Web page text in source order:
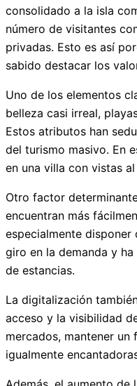
consolidado a la isla
número de visitantes
privadas. Esto es así
sabido destacar los
Uno de los elementos
belleza casi irreal,
Estos atributos han
del turismo masivo. En
en una villa con vistas
Otro factor
encuentran más
especialmente
giro en la demanda y
de estancias.
La digitalización
acceso y la visibilidad
mercados, mantener
igualmente